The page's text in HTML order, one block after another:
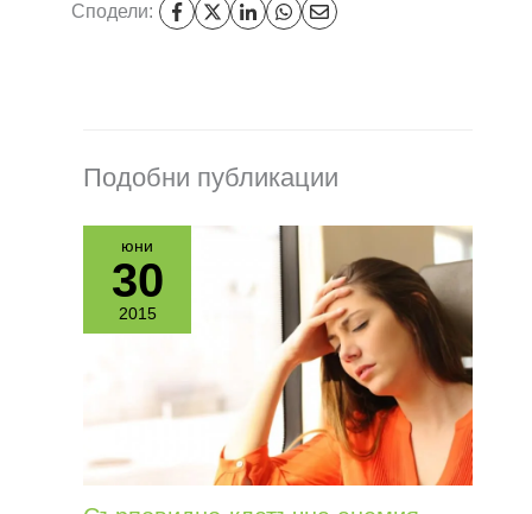
Сподели:
Подобни публикации
юни
30
2015